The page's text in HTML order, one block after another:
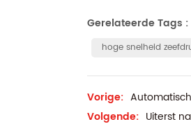
Gerelateerde Tags :
hoge snelheid
Vorige:
Volgende: Uiterst